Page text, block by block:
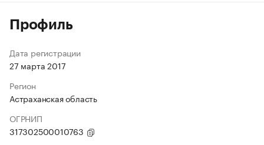
Профиль
Дата регистрации
27 марта 2017
Регион
Астраханская область
ОГРНИП
317302500010763